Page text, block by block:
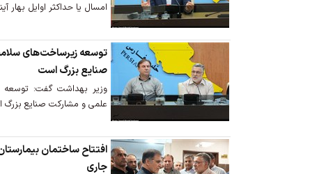
امسال یا حداکثر اوایل بهار
توسعه زیرساخت‌های
صنایع بزرگ است
وزیر بهداشت گفت: توسعه
علمی و مشارکت صنایع
جاری